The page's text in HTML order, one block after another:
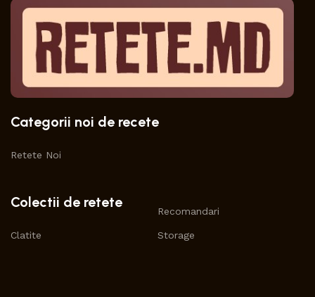
Categorii noi de recete
Retete Noi
Colectii de retete
Clatite
Recomandari
Storage